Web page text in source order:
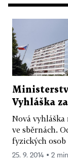
Vyhláška
Nová
ve sběrnách.
fyzických osob
25. 9. 2014 ▪ 2